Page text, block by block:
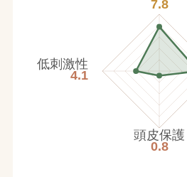
7.8
頭皮保護
0.8
低刺激性
4.1